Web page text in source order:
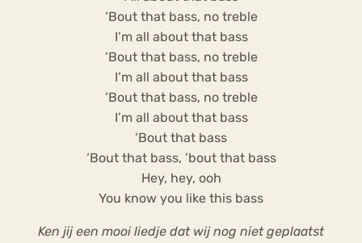
‘Bout that bass, no treble
I’m all about that bass
‘Bout that bass, no treble
I’m all about that bass
‘Bout that bass, no treble
I’m all about that bass
‘Bout that bass
‘Bout that bass, ’bout that bass
Hey, hey, ooh
You know you like this bass
Ken jij een mooi liedje dat wij nog niet geplaatst